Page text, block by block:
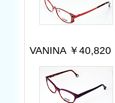
VANINA ￥40,820